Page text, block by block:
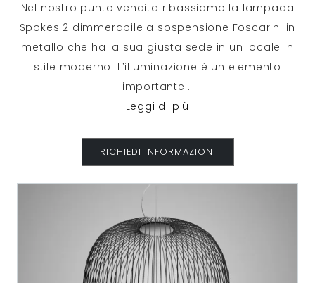
Nel nostro punto vendita ribassiamo la lampada
Spokes 2 dimmerabile a sospensione Foscarini in
metallo che ha la sua giusta sede in un locale in
stile moderno. L’illuminazione è un elemento
importante...
Leggi di più
RICHIEDI INFORMAZIONI